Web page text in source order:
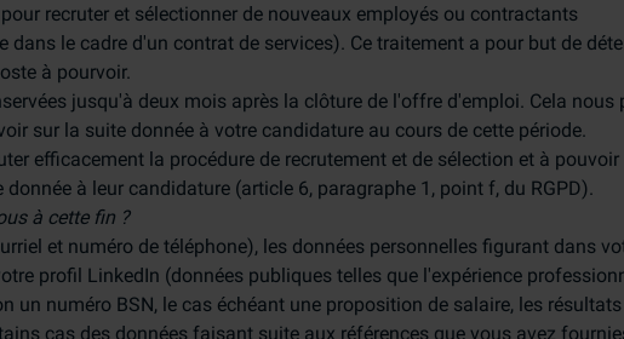
recruter et sélectionner de nouveaux employés ou contractants
le cadre d'un contrat de services). Ce traitement a pour but de
à pourvoir.
jusqu'à deux mois après la clôture de l'offre d'emploi. Cela nous
sur la suite donnée à votre candidature au cours de cette période.
efficacement la procédure de recrutement et de sélection et à pouvoir
à leur candidature (article 6, paragraphe 1, point f, du RGPD).
à cette fin ?
et numéro de téléphone), les données personnelles figurant dans
profil LinkedIn (données publiques telles que l'expérience
un numéro BSN, le cas échéant une proposition de salaire, les
cas des données faisant suite aux références que vous avez